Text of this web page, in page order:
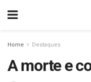
Home Destaques
A morte e